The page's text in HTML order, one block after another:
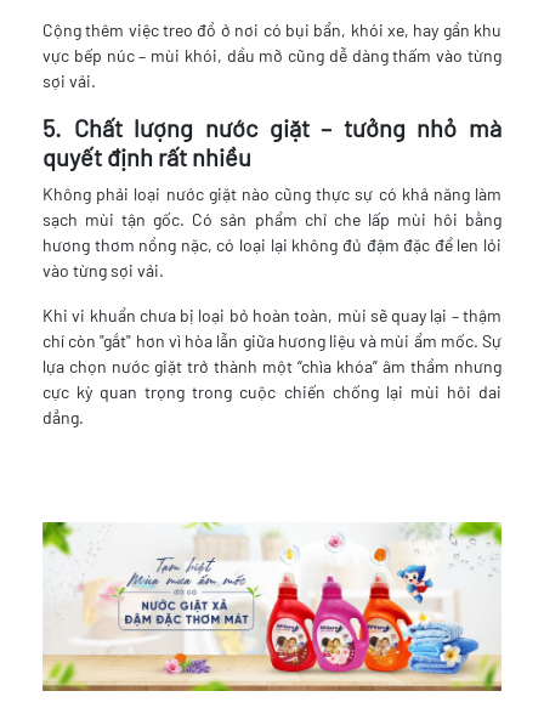
Cộng thêm việc treo đồ ở nơi có bụi bẩn, khói xe, hay gần khu
vực bếp núc – mùi khói, dầu mỡ cũng dễ dàng thấm vào từng
sợi vải.
5. Chất lượng nước giặt – tưởng nhỏ mà
quyết định rất nhiều
Không phải loại nước giặt nào cũng thực sự có khả năng làm
sạch mùi tận gốc. Có sản phẩm chỉ che lấp mùi hôi bằng
hương thơm nồng nặc, có loại lại không đủ đậm đặc để len lỏi
vào từng sợi vải.
Khi vi khuẩn chưa bị loại bỏ hoàn toàn, mùi sẽ quay lại – thậm
chí còn "gắt" hơn vì hòa lẫn giữa hương liệu và mùi ẩm mốc. Sự
lựa chọn nước giặt trở thành một “chìa khóa” âm thầm nhưng
cực kỳ quan trọng trong cuộc chiến chống lại mùi hôi dai
dẳng.